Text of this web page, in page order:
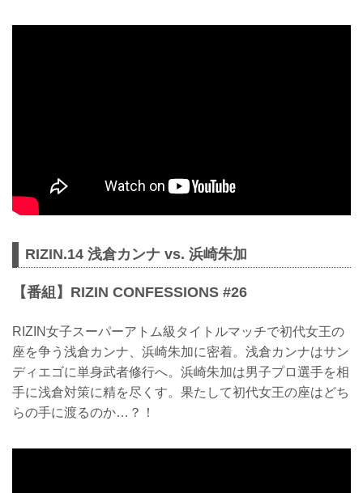
RIZIN.14 浅倉カンナ vs. 浜崎朱加
【番組】RIZIN CONFESSIONS #26
RIZIN女子スーパーアトム級タイトルマッチで初代女王の
座を争う浅倉カンナ、浜崎朱加に密着。浅倉カンナはサン
ディエゴに単身武者修行へ。浜崎朱加は男子プロ選手を相
手に浅倉対策に精を尽くす。果たして初代女王の座はどち
らの手に渡るのか…？！